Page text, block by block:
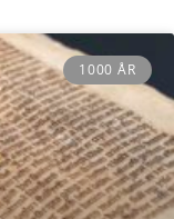
1000 ÅR